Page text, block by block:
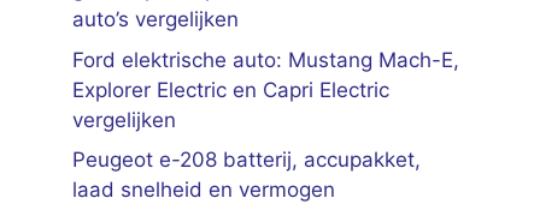
auto’s vergelijken
Ford elektrische auto: Mustang Mach-E,
Explorer Electric en Capri Electric
vergelijken
Peugeot e-208 batterij, accupakket,
laad snelheid en vermogen